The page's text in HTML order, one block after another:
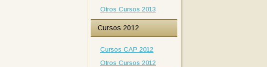
Otros Cursos 2013
Cursos 2012
Cursos CAP 2012
Otros Cursos 2012